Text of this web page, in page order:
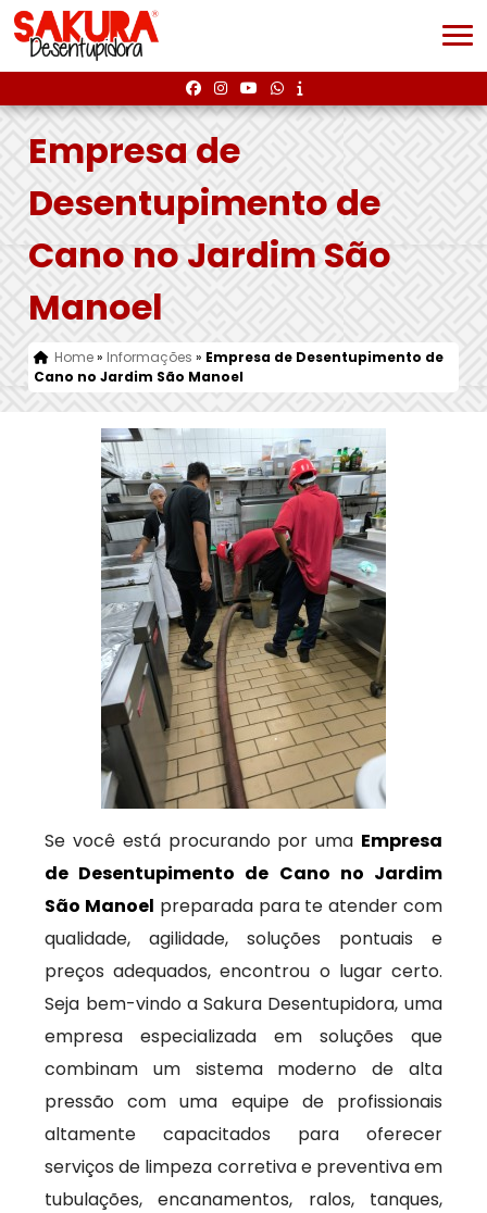
Empresa de
Desentupimento de
Cano no Jardim São
Manoel
Home» Informações » Empresa de Desentupimento de
Cano no Jardim São Manoel
Se você está procurando por uma Empresa
de Desentupimento de Cano no Jardim
São Manoel preparada para te atender com
qualidade, agilidade, soluções pontuais e
preços adequados, encontrou o lugar certo.
Seja bem-vindo a Sakura Desentupidora, uma
empresa especializada em soluções que
combinam um sistema moderno de alta
pressão com uma equipe de profissionais
altamente capacitados para oferecer
serviços de limpeza corretiva e preventiva em
tubulações, encanamentos, ralos, tanques,